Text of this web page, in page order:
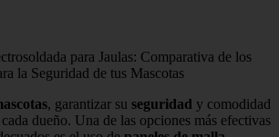
, garantizar su seguridad y comodidad
dueño. Una de las opciones más efectivas